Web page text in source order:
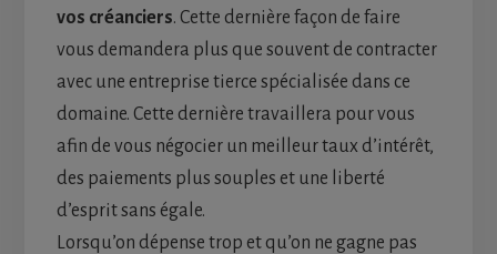
vos créanciers. Cette dernière façon de faire
vous demandera plus que souvent de contracter
avec une entreprise tierce spécialisée dans ce
domaine. Cette dernière travaillera pour vous
afin de vous négocier un meilleur taux d’intérêt,
des paiements plus souples et une liberté
d’esprit sans égale.
Lorsqu’on dépense trop et qu’on ne gagne pas